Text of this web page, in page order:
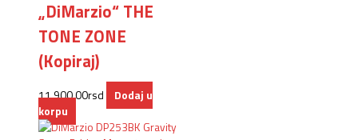
„DiMarzio“ THE
TONE ZONE
(Kopiraj)
11.900,00rsd
Dodaj u
korpu